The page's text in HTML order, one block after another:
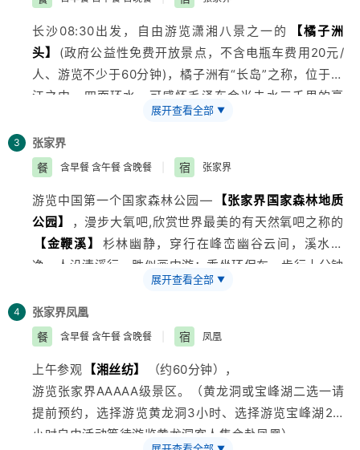
长沙08:30出发，自由游览潇湘八景之一的
【橘子洲
头】
(政府公益性免费开放景点，不含电瓶车费用20元/
人、游览不少于60分钟)，橘子洲有“长岛”之称，位于湘
江之中，四面环水，可感怀毛泽东会当击水三千里的豪
后乘车赴红太阳升起的地方—韶山。参观
广场】、【毛泽东同志故居】 (游览20分钟)：1893年12
月26日，毛泽东同志诞生于此，并在这里度过了他的幼
年时代。【韶乐宫】(游览约30分钟）。
下午乘车赴张家界，途经三湘四水，鱼米之乡，身临“湖
广熟、天下足”的佳境。
提示：散拼团有一定的特殊性，由于客人来的交通不一
由于客人原因造成未能赶到正常发班时间的，产生额外费
用，客人自行承担。请客人积极与导游保持联系，务必保
展开查看全部 ▼
3
张家界
餐
含早餐 含午餐 含晚餐 宿 张家界
游览中国第一个国家森林公园—
【张家界国家森林地质
公园】
，漫步大氧吧,欣赏世界最美的有天然氧吧之称的
【金鞭溪】
杉林幽静，穿行在峰峦幽谷云间，溪水明
净，人沿清溪行，胜似画中游；乘坐环保车，步行十分钟
抵达杨家界索道下站（76元/人上行索道未含）走进张家
界北纬30°地理新发现
秀，峰林之奇。
9:20乘坐环保车前往
【袁家界核心景区】
达》外景拍摄地——哈利路亚山，探寻影视阿凡达中群山
漂浮、星罗棋布的玄幻莫测世界；参观云雾飘绕、峰峦叠
嶂、气势磅礴的迷魂台，及天下第一桥等空中绝景。以不
同的角度远眺张家界最大的凌空观景台—黄石寨。
展开查看全部 ▼
4 张家界凤凰
餐
含早餐 含午餐 含晚餐 宿 凤凰
上午参观 【湘丝纺】
（约60分钟），
游览张家界AAAAA级景区。（黄龙洞或宝峰湖二选一请
提前预约，选择游览黄龙洞3小时、选择游览宝峰湖2.5
小时自由活动等待游览黄龙洞客人集合赴凤凰）。